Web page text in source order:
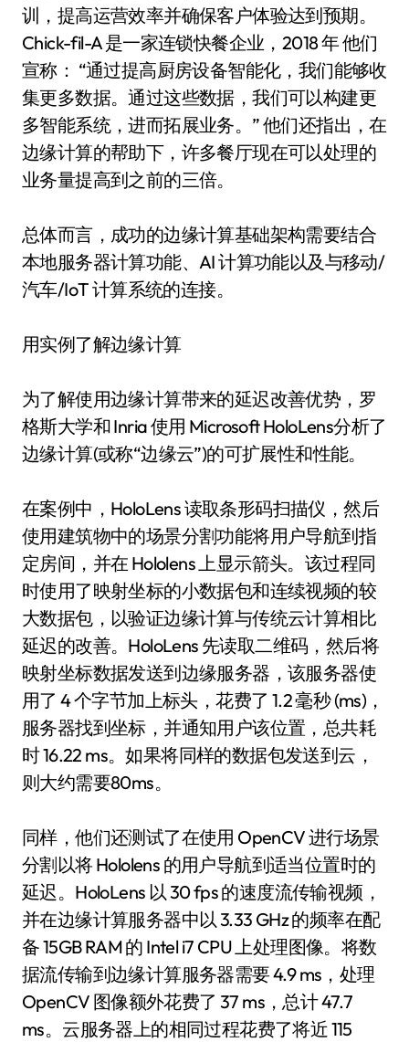
训，提高运营效率并确保客户体验达到预期。
Chick-fil-A 是一家连锁快餐企业，2018 年 他们
宣称： “通过提高厨房设备智能化，我们能够收
集更多数据。通过这些数据，我们可以构建更
多智能系统，进而拓展业务。” 他们还指出，在
边缘计算的帮助下，许多餐厅现在可以处理的
业务量提高到之前的三倍。
总体而言，成功的边缘计算基础架构需要结合
本地服务器计算功能、AI 计算功能以及与移动/
汽车/IoT 计算系统的连接。
用实例了解边缘计算
为了解使用边缘计算带来的延迟改善优势，罗
格斯大学和 Inria 使用 Microsoft HoloLens分析了
边缘计算(或称“边缘云”)的可扩展性和性能。
在案例中，HoloLens 读取条形码扫描仪，然后
使用建筑物中的场景分割功能将用户导航到指
定房间，并在 Hololens 上显示箭头。该过程同
时使用了映射坐标的小数据包和连续视频的较
大数据包，以验证边缘计算与传统云计算相比
延迟的改善。HoloLens 先读取二维码，然后将
映射坐标数据发送到边缘服务器，该服务器使
用了 4 个字节加上标头，花费了 1.2 毫秒 (ms)，
服务器找到坐标，并通知用户该位置，总共耗
时 16.22 ms。如果将同样的数据包发送到云，
则大约需要80ms。
同样，他们还测试了在使用 OpenCV 进行场景
分割以将 Hololens 的用户导航到适当位置时的
延迟。HoloLens 以 30 fps 的速度流传输视频，
并在边缘计算服务器中以 3.33 GHz 的频率在配
备 15GB RAM 的 Intel i7 CPU 上处理图像。将数
据流传输到边缘计算服务器需要 4.9 ms，处理
OpenCV 图像额外花费了 37 ms，总计 47.7
ms。云服务器上的相同过程花费了将近 115